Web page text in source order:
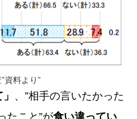
資料より”
、”相手の言いたかった
たこと”が食い違ってい